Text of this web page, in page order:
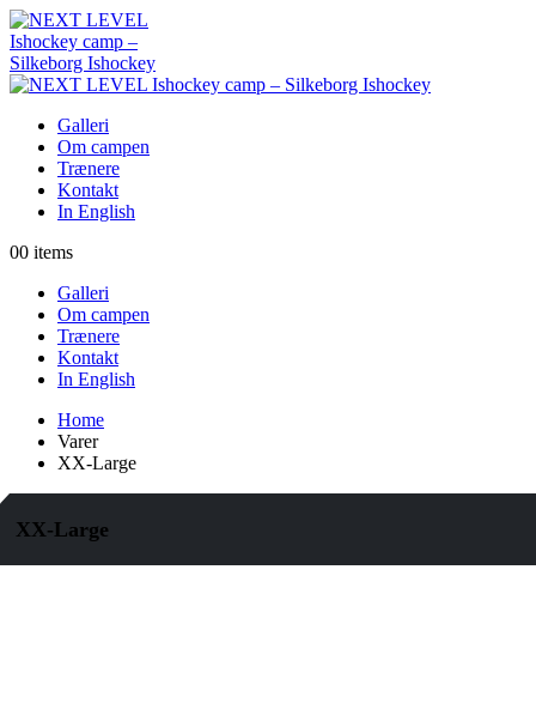
Galleri
Om campen
Trænere
Kontakt
In English
00 items
Galleri
Om campen
Trænere
Kontakt
In English
Home
Varer
XX-Large
XX-Large